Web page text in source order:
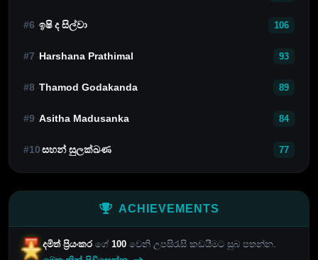
#6 ඉෂි ද සිල්වා 106
#7 Harshana Prathimal 93
#8 Thamod Godakanda 89
#9 Asitha Madusanka 84
#10සහන් සුලක්ඛණ 77
ACHIEVEMENTS
දමිත් ප්‍රියංකර ගේ 100 වෙනි උපසිරැසි කඩයීමට සුබ පතන්න.